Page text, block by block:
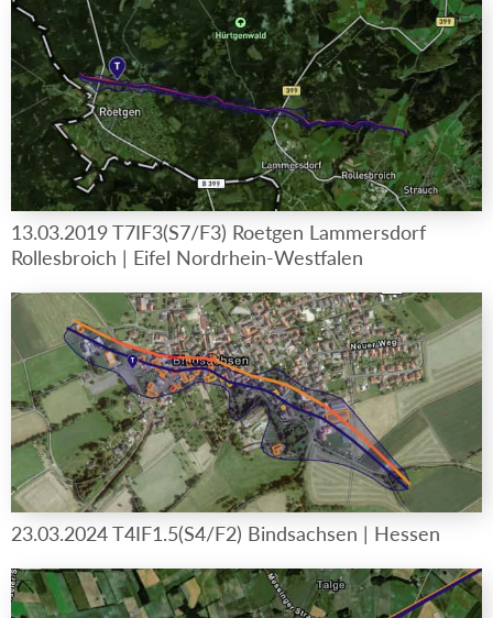
13.03.2019 T7IF3(S7/F3) Roetgen Lammersdorf
Rollesbroich | Eifel Nordrhein-Westfalen
23.03.2024 T4IF1.5(S4/F2) Bindsachsen | Hessen